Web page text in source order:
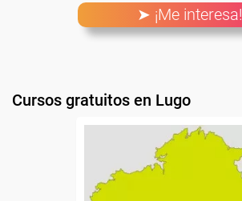
➤ ¡Me interesa!
Cursos gratuitos en Lugo